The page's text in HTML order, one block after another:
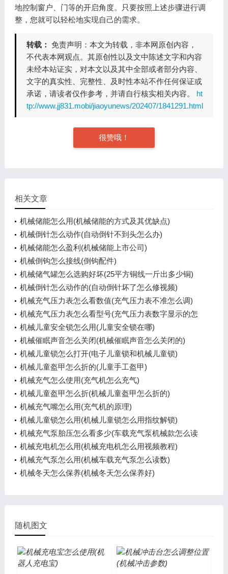
地控制窗户、门等的开启角度。只要按照上述步骤进行调
整，您就可以轻松地实现自己的需求。
转载： 免责声明：本文为转载，非本网原创内容，
不代表本网观点。其原创性以及文中陈述文字和内容
未经本站证实，对本文以及其中全部或者部分内容、
文字的真实性、完整性、及时性本站不作任何保证或
承诺，请读者仅作参考，并请自行核实相关内容。 ht
tp://www.jj831.mobi/jiaoyunews/202407/1841291.html
很赞哦！
相关文章
机械储能怎么用(机械储能的方式及其优缺点)
机械倒针怎么动作(自动倒针不到头怎么办)
机械储能怎么盈利(机械储能上市公司)
机械倒钩怎么接线(倒钩配件)
机械储气罐怎么选购好坏(25平方铜线一斤出多少铜)
机械倒针怎么动作的(自动倒针坏了怎么修视频)
机械充气压力表怎么看数值(充气压力表不准怎么调)
机械充气压力表怎么看型号(充气压力表数字显示的怎
么用)
机械儿童安全锁怎么用(儿童安全锁在哪)
机械催眠声音怎么关闭(机械催眠声音怎么关闭的)
机械儿童锁怎么打开(电子儿童锁和机械儿童锁)
机械儿童盔甲怎么折的(儿童手工盔甲)
机械充气怎么使用(充气机怎么充气)
机械儿童盔甲怎么折(机械儿童盔甲怎么折的)
机械充气嘴怎么用(充气机的原理)
机械儿童锁怎么用(机械儿童锁怎么用指纹解锁)
机械充气泵胎压怎么看多少(车载充气泵机械款怎么读
表)
机械充电机怎么用(机械充电机怎么用视频教程)
机械充气泵怎么用(机械车载充气泵怎么读数)
机械冬天怎么保养(机械冬天怎么保养好)
随机图文